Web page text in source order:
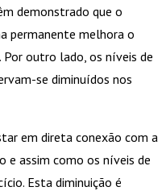
demonstrado que o
permanente melhora o
outro lado, os níveis de
se diminuídos nos
em direta conexão com a
e assim como os níveis de
Esta diminuição é